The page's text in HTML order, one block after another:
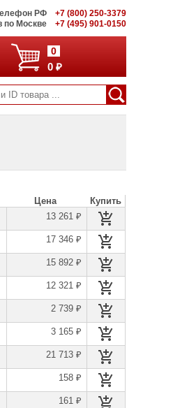
РФ
+7 (800) 250-3379
по Москве
+7 (495) 901-0150
0
0 ₽
Цена
Купить
13 261 ₽
17 346 ₽
15 892 ₽
12 321 ₽
2 739 ₽
3 165 ₽
21 713 ₽
158 ₽
161 ₽